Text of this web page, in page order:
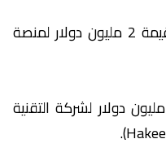
ما قبل البذرة بقيمة 2 مليون دولار لمنصة
بقيمة 1.65 مليون دولار لشركة التقنية